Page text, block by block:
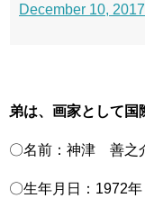
December 10, 2017
弟は、画家として国
〇名前：神津 善之
〇生年月日：1972年